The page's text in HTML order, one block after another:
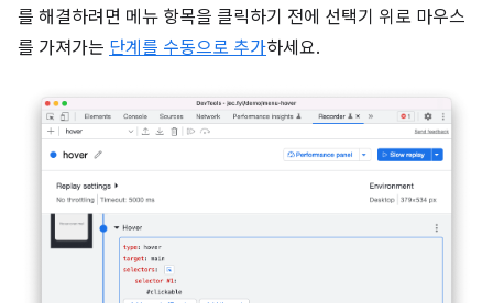
를 해결하려면 메뉴 항목을 클릭하기 전에 선택기 위로 마우스
를 가져가는 단계를 수동으로 추가하세요.